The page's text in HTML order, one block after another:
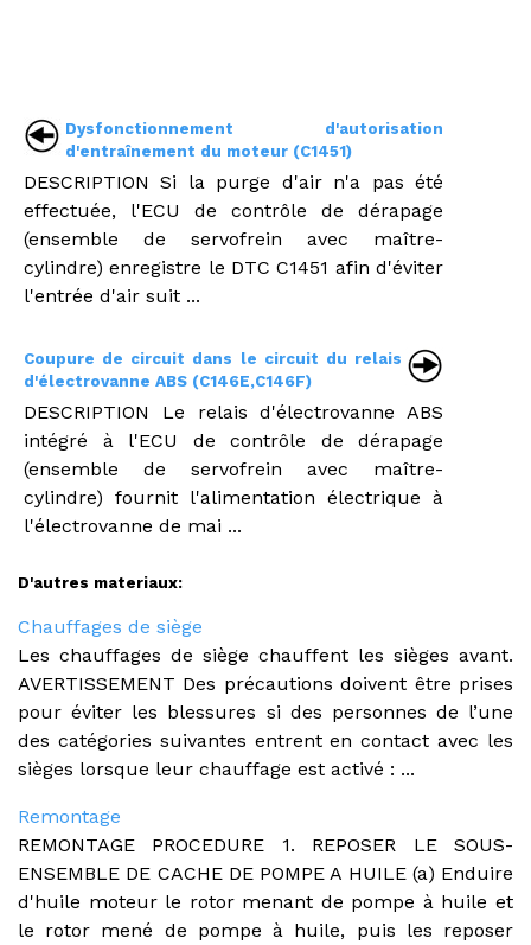
Dysfonctionnement d'autorisation
d'entraînement du moteur (C1451)
DESCRIPTION Si la purge d'air n'a pas été
effectuée, l'ECU de contrôle de dérapage
(ensemble de servofrein avec maître-
cylindre) enregistre le DTC C1451 afin d'éviter
l'entrée d'air suit ...
Coupure de circuit dans le circuit du relais
d'électrovanne ABS (C146E,C146F)
DESCRIPTION Le relais d'électrovanne ABS
intégré à l'ECU de contrôle de dérapage
(ensemble de servofrein avec maître-
cylindre) fournit l'alimentation électrique à
l'électrovanne de mai ...
D'autres materiaux:
Chauffages de siège
Les chauffages de siège chauffent les sièges avant.
AVERTISSEMENT Des précautions doivent être prises
pour éviter les blessures si des personnes de l’une
des catégories suivantes entrent en contact avec les
sièges lorsque leur chauffage est activé : ...
Remontage
REMONTAGE PROCEDURE 1. REPOSER LE SOUS-
ENSEMBLE DE CACHE DE POMPE A HUILE (a) Enduire
d'huile moteur le rotor menant de pompe à huile et
le rotor mené de pompe à huile, puis les reposer